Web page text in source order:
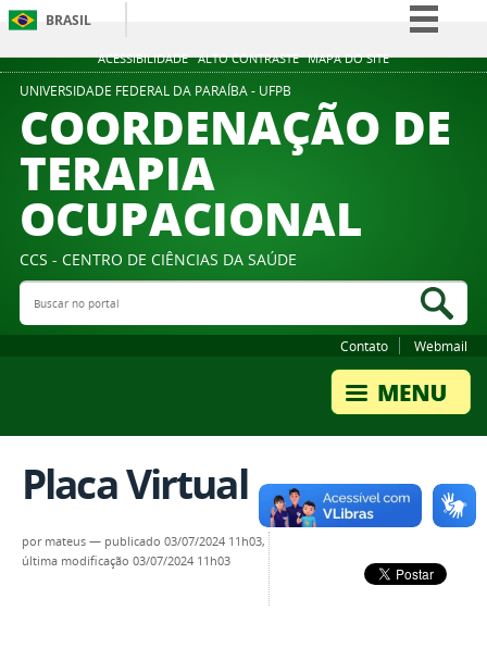
ACESSIBILIDADE ALTO CONTRASTE MAPA DO SITE
BRASIL
Simplifique!
Participe
Acesso à informação
Canais
UNIVERSIDADE FEDERAL DA PARAÍBA - UFPB
COORDENAÇÃO DE
TERAPIA
OCUPACIONAL
CCS - CENTRO DE CIÊNCIAS DA SAÚDE
Buscar no portal
Contato Webmail
Placa Virtual
por mateus — publicado 03/07/2024 11h03,
última modificação 03/07/2024 11h03